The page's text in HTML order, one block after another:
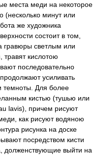
места меди на некоторое
(несколько минут или
же художника
состоит в том,
гравюры светлым или
травят кислотою
последовательно
усиливать
темноты. Для более
кистью (тушью или
lavis), причем рисуют
как рисуют водяною
рисунка на доске
посредством кисти
долженствующие выйти на